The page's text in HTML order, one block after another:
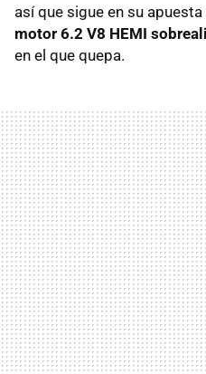
así que sigue en su
motor 6.2 V8 HEMI
en el que quepa.